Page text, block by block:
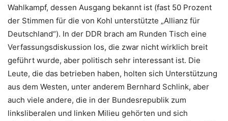
Wahlkampf, dessen Ausgang bekannt ist (fast 50 Prozent
der Stimmen für die von Kohl unterstützte „Allianz für
Deutschland“). In der DDR brach am Runden Tisch eine
Verfassungsdiskussion los, die zwar nicht wirklich breit
geführt wurde, aber politisch sehr interessant ist. Die
Leute, die das betrieben haben, holten sich Unterstützung
aus dem Westen, unter anderem Bernhard Schlink, aber
auch viele andere, die in der Bundesrepublik zum
linksliberalen und linken Milieu gehörten und sich